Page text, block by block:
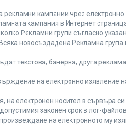
кампании чрез
кампания в Интернет
Рекламни групи съгласно
новосъздадена Рекламна
текстова, банерна, друга
на електронно изявление
електронен носител в сървъра
законен срок в лог-
на електронното му